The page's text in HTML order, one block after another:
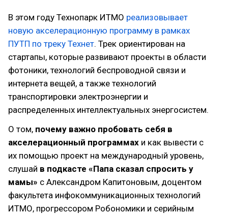
В этом году Технопарк ИТМО реализовывает
новую акселерационную программу в рамках
ПУТП по треку Технет. Трек ориентирован на
стартапы, которые развивают проекты в области
фотоники, технологий беспроводной связи и
интернета вещей, а также технологий
транспортировки электроэнергии и
распределенных интеллектуальных энергосистем.
О том, почему важно пробовать себя в
акселерационный программах и как вывести с
их помощью проект на международный уровень,
слушай в подкасте «Папа сказал спросить у
мамы» с Александром Капитоновым, доцентом
факультета инфокоммуникационных технологий
ИТМО, прогрессором Робономики и серийным